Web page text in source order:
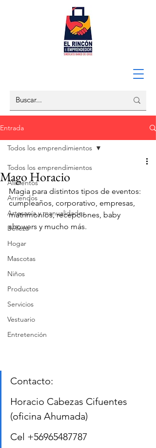
Entrada
Todos los emprendimientos
Alimentos
Arriendos
Artesanía y manualidades
Belleza
Hogar
Mascotas
Niños
Productos
Servicios
Vestuario
Entretención
Todos los emprendimientos
Mago Horacio
Magia para distintos tipos de eventos:
cumpleaños, corporativo, empresas,
matrimonios, recepciones, baby
showers y mucho más.
Contacto:
Horacio Cabezas Cifuentes
(oficina Ahumada)
Cel +56965487787